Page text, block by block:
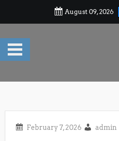
August 09, 2026
admin